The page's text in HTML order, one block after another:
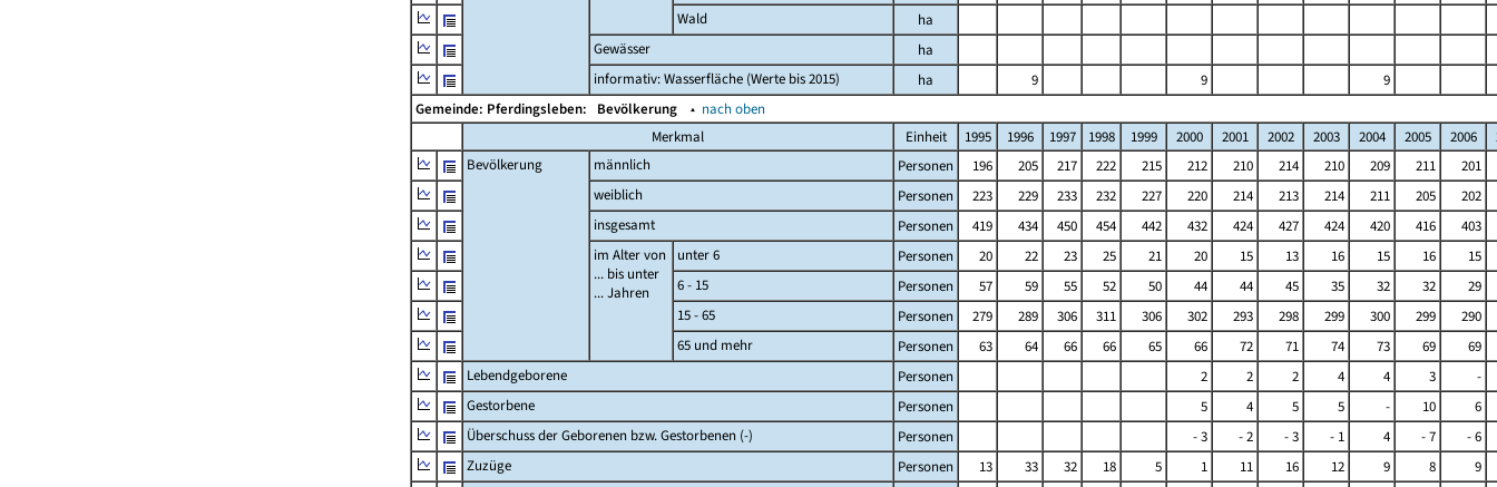
Wald
ha
Gewässer
ha
informativ: Wasserfläche (Werte bis 2015)
ha 9 9
9
Gemeinde: Pferdingsleben: Bevölkerung ▴ nach oben
Merkmal
Einheit 1995 1996 1997 1998 1999 2000 2001 2002 2003 2004 2005 2006
Bevölkerung
männlich Personen 196 205 217 222 215 212 210 214 210 209 211
201
weiblich
Personen 223 229 233 232 227 220 214 213 214 211 205
202
insgesamt
Personen 419 434 450 454 442 432 424 427 424 420 416
403
im Alter von
... bis unter
... Jahren
unter 6 Personen 20 22 23 25 21 20 15 13 16 15 16
15
6 - 15
Personen 57 59 55 52 50 44 44 45 35 32 32
29
15 - 65
Personen 279 289 306 311 306 302 293 298 299 300 299
290
65 und mehr
Personen 63 64 66 66 65 66 72 71 74 73 69
69
Lebendgeborene
Personen 2 2 2 4 4 3
-
Gestorbene
Personen 5 4 5 5 - 10
6
Überschuss der Geborenen bzw. Gestorbenen (-)
Personen - 3 - 2 - 3 - 1 4 - 7
- 6
Zuzüge
Personen 13 33 32 18 5 1 11 16 12 9 8
9